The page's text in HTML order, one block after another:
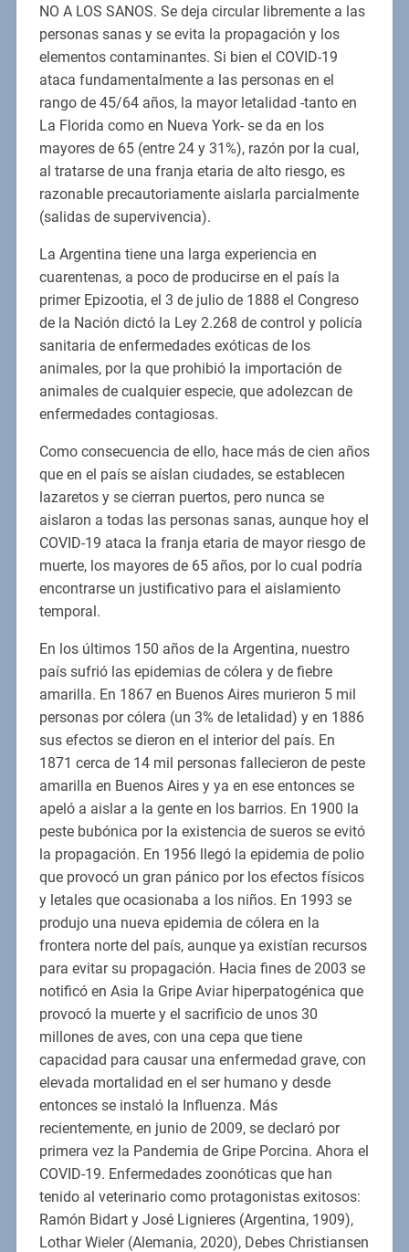
NO A LOS SANOS. Se deja circular libremente a las
personas sanas y se evita la propagación y los
elementos contaminantes. Si bien el COVID-19
ataca fundamentalmente a las personas en el
rango de 45/64 años, la mayor letalidad -tanto en
La Florida como en Nueva York- se da en los
mayores de 65 (entre 24 y 31%), razón por la cual,
al tratarse de una franja etaria de alto riesgo, es
razonable precautoriamente aislarla parcialmente
(salidas de supervivencia).
La Argentina tiene una larga experiencia en
cuarentenas, a poco de producirse en el país la
primer Epizootia, el 3 de julio de 1888 el Congreso
de la Nación dictó la Ley 2.268 de control y policía
sanitaria de enfermedades exóticas de los
animales, por la que prohibió la importación de
animales de cualquier especie, que adolezcan de
enfermedades contagiosas.
Como consecuencia de ello, hace más de cien años
que en el país se aíslan ciudades, se establecen
lazaretos y se cierran puertos, pero nunca se
aislaron a todas las personas sanas, aunque hoy el
COVID-19 ataca la franja etaria de mayor riesgo de
muerte, los mayores de 65 años, por lo cual podría
encontrarse un justificativo para el aislamiento
temporal.
En los últimos 150 años de la Argentina, nuestro
país sufrió las epidemias de cólera y de fiebre
amarilla. En 1867 en Buenos Aires murieron 5 mil
personas por cólera (un 3% de letalidad) y en 1886
sus efectos se dieron en el interior del país. En
1871 cerca de 14 mil personas fallecieron de peste
amarilla en Buenos Aires y ya en ese entonces se
apeló a aislar a la gente en los barrios. En 1900 la
peste bubónica por la existencia de sueros se evitó
la propagación. En 1956 llegó la epidemia de polio
que provocó un gran pánico por los efectos físicos
y letales que ocasionaba a los niños. En 1993 se
produjo una nueva epidemia de cólera en la
frontera norte del país, aunque ya existían recursos
para evitar su propagación. Hacia fines de 2003 se
notificó en Asia la Gripe Aviar hiperpatogénica que
provocó la muerte y el sacrificio de unos 30
millones de aves, con una cepa que tiene
capacidad para causar una enfermedad grave, con
elevada mortalidad en el ser humano y desde
entonces se instaló la Influenza. Más
recientemente, en junio de 2009, se declaró por
primera vez la Pandemia de Gripe Porcina. Ahora el
COVID-19. Enfermedades zoonóticas que han
tenido al veterinario como protagonistas exitosos:
Ramón Bidart y José Lignieres (Argentina, 1909),
Lothar Wieler (Alemania, 2020), Debes Christiansen